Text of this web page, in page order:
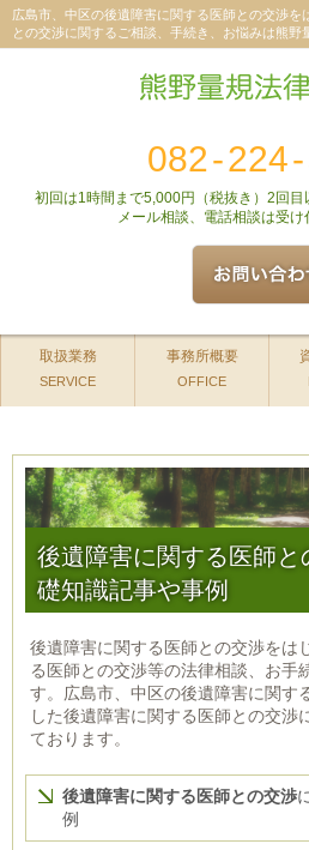
広島市、中区の後遺障害に関する医師との交渉を
との交渉に関するご相談、手続き、お悩みは熊野
082-224-
初回は1時間まで5,000円（税抜き）2回目
メール相談、電話相談は受
取扱業務
SERVICE
事務所概要
OFFICE
後遺障害に関する医師と
礎知識記事や事例
後遺障害に関する医師との交渉をは
る医師との交渉等の法律相談、お手
す。広島市、中区の後遺障害に関す
した後遺障害に関する医師との交渉
ております。
後遺障害に関する医師との交渉
例